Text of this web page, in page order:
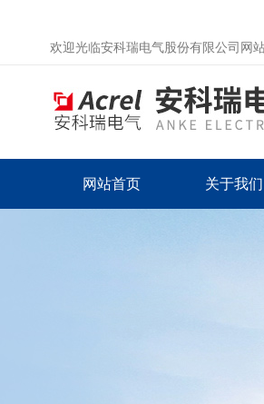
欢迎光临安科瑞电气股份有限公司网站
网站首页 关于我们